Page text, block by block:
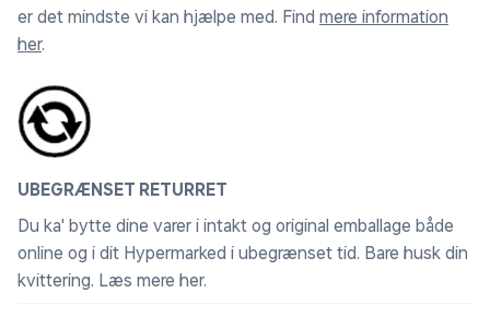
er det mindste vi kan hjælpe med. Find mere information
her.
UBEGRÆNSET RETURRET
Du ka' bytte dine varer i intakt og original emballage både
online og i dit Hypermarked i ubegrænset tid. Bare husk din
kvittering. Læs mere her.